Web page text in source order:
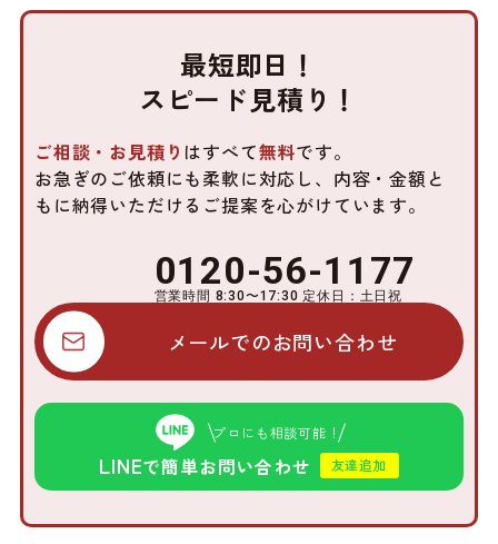
最短即日！
スピード見積り！
ご相談・お見積り はすべて無料です。
お急ぎのご依頼にも柔軟に対応し、内容・金額と
もに納得いただけるご提案を心がけています。
0120-56-1177
営業時間 8:30〜17:30 定休日：土日祝
メールでのお問い合わせ
プロにも相談可能！
LINEで簡単お問い合わせ 友達追加